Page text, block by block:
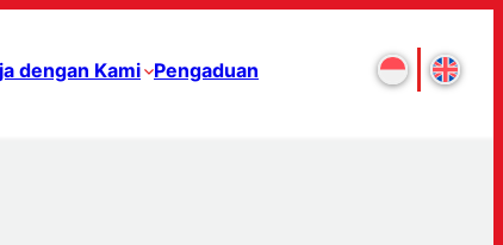
dengan Kami Pengaduan